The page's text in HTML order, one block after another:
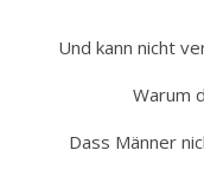
Und kann nicht
Warum
Dass Männer